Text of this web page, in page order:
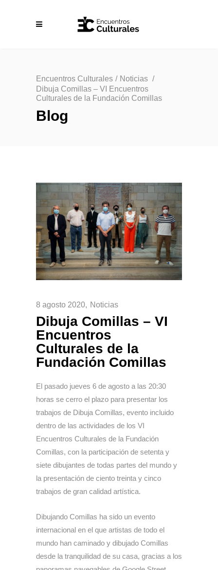
Encuentros Culturales / Noticias /
Dibuja Comillas – VI Encuentros
Culturales de la Fundación Comillas
Blog
8 agosto 2020 Noticias
Dibuja Comillas – VI
Encuentros
Culturales de la
Fundación Comillas
El pasado jueves 6 de agosto a las 20:30
horas se cerro el plazo para presentar los
trabajos de Dibuja Comillas, evento incluido
dentro de las actividades de los VI
Encuentros Culturales de la Fundación
Comillas, con la participación de setenta y
siete dibujantes de todas partes del mundo y
la presentación de ciento treinta y cinco
trabajos de gran calidad artística.
Dibujando Comillas ha sido un evento
internacional en el que artistas de todo el
mundo han caminado y dibujado Comillas
desde la tranquilidad de su casa, gracias a los